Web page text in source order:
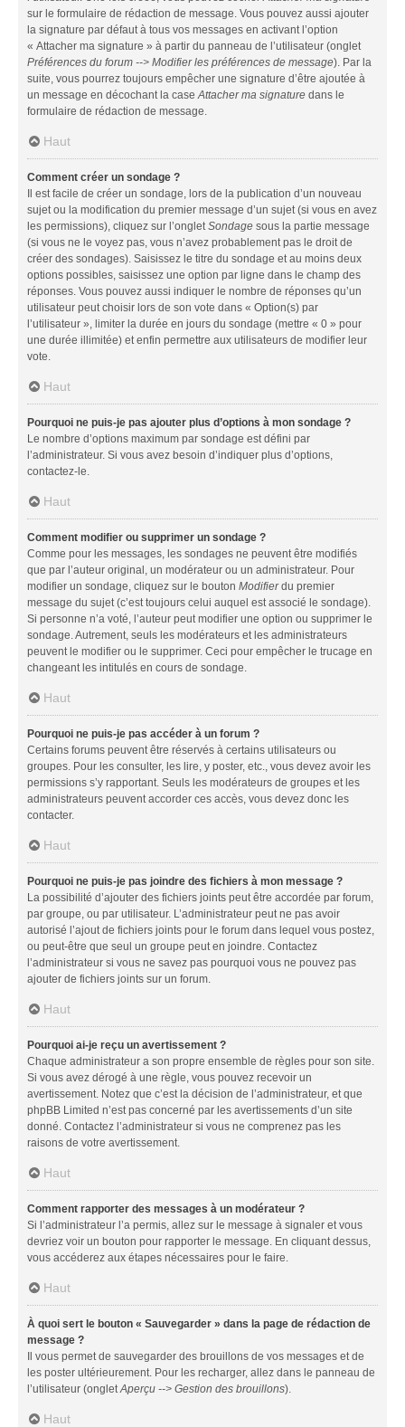
sur le formulaire de rédaction de message. Vous pouvez aussi ajouter
la signature par défaut à tous vos messages en activant l’option
« Attacher ma signature » à partir du panneau de l’utilisateur (onglet
Préférences du forum --> Modifier les préférences de message). Par la
suite, vous pourrez toujours empêcher une signature d’être ajoutée à
un message en décochant la case Attacher ma signature dans le
formulaire de rédaction de message.
Haut
Comment créer un sondage ?
Il est facile de créer un sondage, lors de la publication d’un nouveau
sujet ou la modification du premier message d’un sujet (si vous en avez
les permissions), cliquez sur l’onglet Sondage sous la partie message
(si vous ne le voyez pas, vous n’avez probablement pas le droit de
créer des sondages). Saisissez le titre du sondage et au moins deux
options possibles, saisissez une option par ligne dans le champ des
réponses. Vous pouvez aussi indiquer le nombre de réponses qu’un
utilisateur peut choisir lors de son vote dans « Option(s) par
l’utilisateur », limiter la durée en jours du sondage (mettre « 0 » pour
une durée illimitée) et enfin permettre aux utilisateurs de modifier leur
vote.
Haut
Pourquoi ne puis-je pas ajouter plus d’options à mon sondage ?
Le nombre d’options maximum par sondage est défini par
l’administrateur. Si vous avez besoin d’indiquer plus d’options,
contactez-le.
Haut
Comment modifier ou supprimer un sondage ?
Comme pour les messages, les sondages ne peuvent être modifiés
que par l’auteur original, un modérateur ou un administrateur. Pour
modifier un sondage, cliquez sur le bouton Modifierdu premier
message du sujet (c’est toujours celui auquel est associé le sondage).
Si personne n’a voté, l’auteur peut modifier une option ou supprimer le
sondage. Autrement, seuls les modérateurs et les administrateurs
peuvent le modifier ou le supprimer. Ceci pour empêcher le trucage en
changeant les intitulés en cours de sondage.
Haut
Pourquoi ne puis-je pas accéder à un forum ?
Certains forums peuvent être réservés à certains utilisateurs ou
groupes. Pour les consulter, les lire, y poster, etc., vous devez avoir les
permissions s’y rapportant. Seuls les modérateurs de groupes et les
administrateurs peuvent accorder ces accès, vous devez donc les
contacter.
Haut
Pourquoi ne puis-je pas joindre des fichiers à mon message ?
La possibilité d’ajouter des fichiers joints peut être accordée par forum,
par groupe, ou par utilisateur. L’administrateur peut ne pas avoir
autorisé l’ajout de fichiers joints pour le forum dans lequel vous postez,
ou peut-être que seul un groupe peut en joindre. Contactez
l’administrateur si vous ne savez pas pourquoi vous ne pouvez pas
ajouter de fichiers joints sur un forum.
Haut
Pourquoi ai-je reçu un avertissement ?
Chaque administrateur a son propre ensemble de règles pour son site.
Si vous avez dérogé à une règle, vous pouvez recevoir un
avertissement. Notez que c’est la décision de l’administrateur, et que
phpBB Limited n’est pas concerné par les avertissements d’un site
donné. Contactez l’administrateur si vous ne comprenez pas les
raisons de votre avertissement.
Haut
Comment rapporter des messages à un modérateur ?
Si l’administrateur l’a permis, allez sur le message à signaler et vous
devriez voir un bouton pour rapporter le message. En cliquant dessus,
vous accéderez aux étapes nécessaires pour le faire.
Haut
À quoi sert le bouton « Sauvegarder » dans la page de rédaction de
message ?
Il vous permet de sauvegarder des brouillons de vos messages et de
les poster ultérieurement. Pour les recharger, allez dans le panneau de
l’utilisateur (onglet Aperçu --> Gestion des brouillons).
Haut